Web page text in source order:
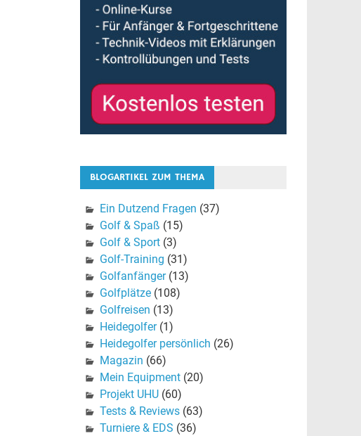
BLOGARTIKEL ZUM THEMA
Ein Dutzend Fragen (37)
Golf & Spaß (15)
Golf & Sport(3)
Golf-Training (31)
Golfanfänger(13)
Golfplätze(108)
Golfreisen (13)
Heidegolfer(1)
Heidegolfer persönlich (26)
Magazin (66)
Mein Equipment(20)
Projekt UHU(60)
Tests & Reviews(63)
Turniere & EDS (36)